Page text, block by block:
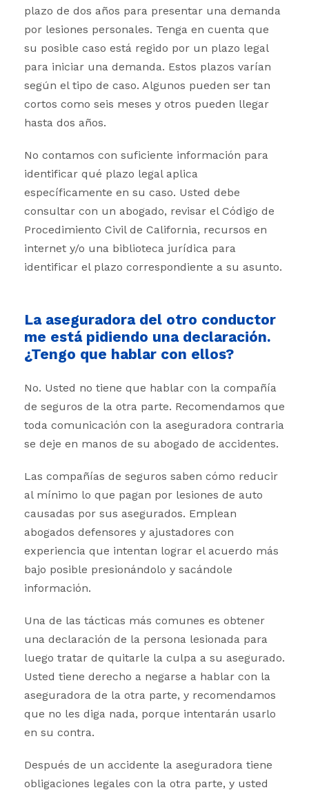
plazo de dos años para presentar una demanda
por lesiones personales. Tenga en cuenta que
su posible caso está regido por un plazo legal
para iniciar una demanda. Estos plazos varían
según el tipo de caso. Algunos pueden ser tan
cortos como seis meses y otros pueden llegar
hasta dos años.
No contamos con suficiente información para
identificar qué plazo legal aplica
específicamente en su caso. Usted debe
consultar con un abogado, revisar el Código de
Procedimiento Civil de California, recursos en
internet y/o una biblioteca jurídica para
identificar el plazo correspondiente a su asunto.
La aseguradora del otro conductor
me está pidiendo una declaración.
¿Tengo que hablar con ellos?
No. Usted no tiene que hablar con la compañía
de seguros de la otra parte. Recomendamos que
toda comunicación con la aseguradora contraria
se deje en manos de su abogado de accidentes.
Las compañías de seguros saben cómo reducir
al mínimo lo que pagan por lesiones de auto
causadas por sus asegurados. Emplean
abogados defensores y ajustadores con
experiencia que intentan lograr el acuerdo más
bajo posible presionándolo y sacándole
información.
Una de las tácticas más comunes es obtener
una declaración de la persona lesionada para
luego tratar de quitarle la culpa a su asegurado.
Usted tiene derecho a negarse a hablar con la
aseguradora de la otra parte, y recomendamos
que no les diga nada, porque intentarán usarlo
en su contra.
Después de un accidente la aseguradora tiene
obligaciones legales con la otra parte, y usted